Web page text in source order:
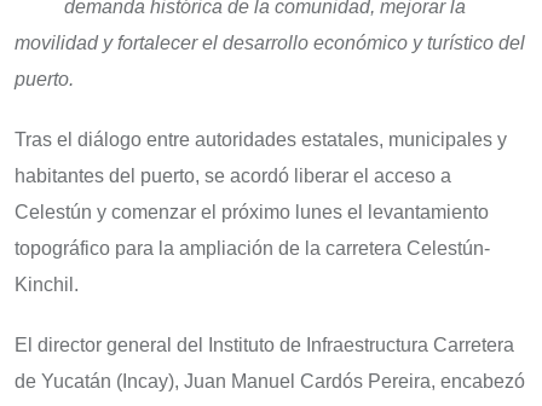
demanda histórica de la comunidad, mejorar la
movilidad y fortalecer el desarrollo económico y turístico del
puerto.
Tras el diálogo entre autoridades estatales, municipales y
habitantes del puerto, se acordó liberar el acceso a
Celestún y comenzar el próximo lunes el levantamiento
topográfico para la ampliación de la carretera Celestún-
Kinchil.
El director general del Instituto de Infraestructura Carretera
de Yucatán (Incay), Juan Manuel Cardós Pereira, encabezó